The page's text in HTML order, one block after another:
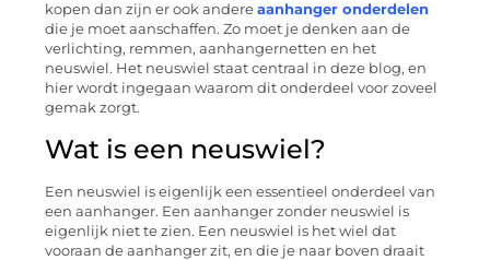
kopen dan zijn er ook andere aanhanger onderdelen
die je moet aanschaffen. Zo moet je denken aan de
verlichting, remmen, aanhangernetten en het
neuswiel. Het neuswiel staat centraal in deze blog, en
hier wordt ingegaan waarom dit onderdeel voor zoveel
gemak zorgt.
Wat is een neuswiel?
Een neuswiel is eigenlijk een essentieel onderdeel van
een aanhanger. Een aanhanger zonder neuswiel is
eigenlijk niet te zien. Een neuswiel is het wiel dat
vooraan de aanhanger zit, en die je naar boven draait